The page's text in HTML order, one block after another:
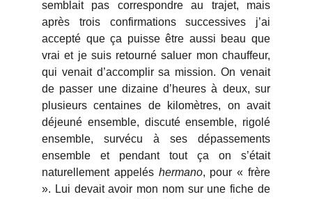
semblait pas correspondre au trajet, mais
après trois confirmations successives j’ai
accepté que ça puisse être aussi beau que
vrai et je suis retourné saluer mon chauffeur,
qui venait d’accomplir sa mission. On venait
de passer une dizaine d’heures à deux, sur
plusieurs centaines de kilomètres, on avait
déjeuné ensemble, discuté ensemble, rigolé
ensemble, survécu à ses dépassements
ensemble et pendant tout ça on s’était
naturellement appelés hermano, pour « frère
». Lui devait avoir mon nom sur une fiche de